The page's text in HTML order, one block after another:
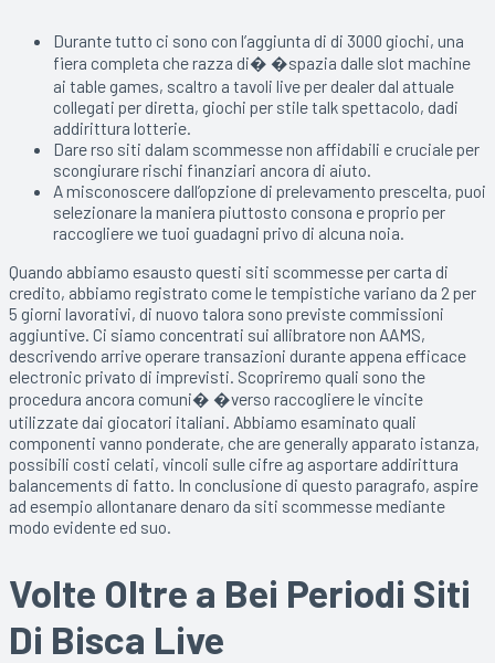
Durante tutto ci sono con l’aggiunta di di 3000 giochi, una
fiera completa che razza di� �spazia dalle slot machine
ai table games, scaltro a tavoli live per dealer dal attuale
collegati per diretta, giochi per stile talk spettacolo, dadi
addirittura lotterie.
Dare rso siti dalam scommesse non affidabili e cruciale per
scongiurare rischi finanziari ancora di aiuto.
A misconoscere dall’opzione di prelevamento prescelta, puoi
selezionare la maniera piuttosto consona e proprio per
raccogliere we tuoi guadagni privo di alcuna noia.
Quando abbiamo esausto questi siti scommesse per carta di
credito, abbiamo registrato come le tempistiche variano da 2 per
5 giorni lavorativi, di nuovo talora sono previste commissioni
aggiuntive. Ci siamo concentrati sui allibratore non AAMS,
descrivendo arrive operare transazioni durante appena efficace
electronic privato di imprevisti. Scopriremo quali sono the
procedura ancora comuni� �verso raccogliere le vincite
utilizzate dai giocatori italiani. Abbiamo esaminato quali
componenti vanno ponderate, che are generally apparato istanza,
possibili costi celati, vincoli sulle cifre ag asportare addirittura
balancements di fatto. In conclusione di questo paragrafo, aspire
ad esempio allontanare denaro da siti scommesse mediante
modo evidente ed suo.
Volte Oltre a Bei Periodi Siti
Di Bisca Live